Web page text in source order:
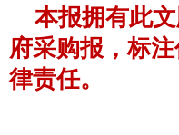
本报拥有此
府采购报，标
律责任。